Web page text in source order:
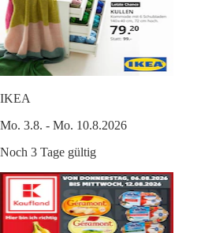
IKEA
Mo. 3.8. - Mo. 10.8.2026
Noch 3 Tage gültig